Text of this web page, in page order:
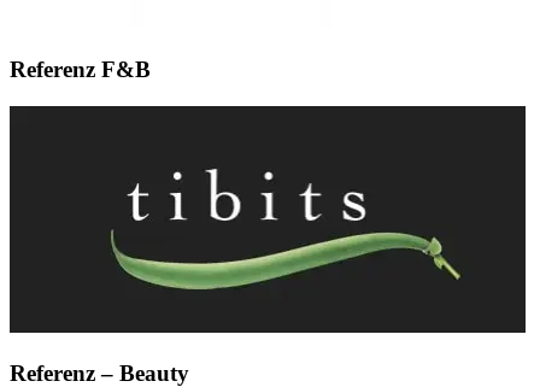
Referenz F&B
Referenz – Beauty